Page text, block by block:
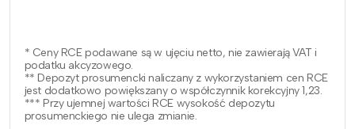
* Ceny RCE podawane są w ujęciu netto, nie zawierają VAT i
podatku akcyzowego.
** Depozyt prosumencki naliczany z wykorzystaniem cen RCE
jest dodatkowo powiększany o współczynnik korekcyjny 1,23.
*** Przy ujemnej wartości RCE wysokość depozytu
prosumenckiego nie ulega zmianie.